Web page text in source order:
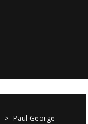
> Paul George